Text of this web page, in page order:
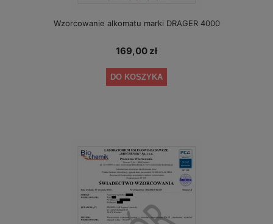
Wzorcowanie alkomatu marki DRAGER 4000
169,00 zł
DO KOSZYKA